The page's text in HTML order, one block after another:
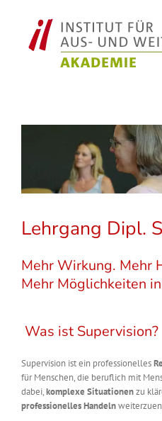
Lehrgang Dipl.
Mehr Wirkung. Mehr
Mehr Möglichkeiten
Was ist Supervision?
Supervision ist ein professionelles
für Menschen, die beruflich mit
dabei,komplexe Situationenzu
professionelles Handeln